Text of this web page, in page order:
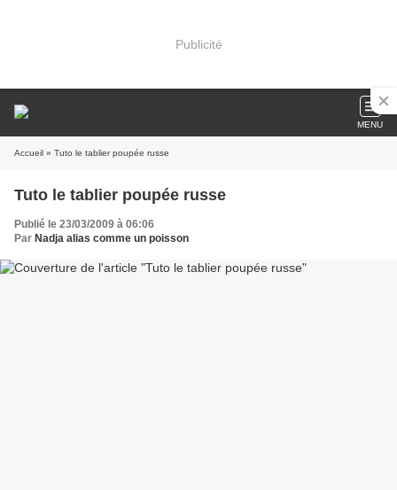
Publicité
MENU
Accueil » Tuto le tablier poupée russe
Tuto le tablier poupée russe
Publié le 23/03/2009 à 06:06
Par Nadja alias comme un poisson